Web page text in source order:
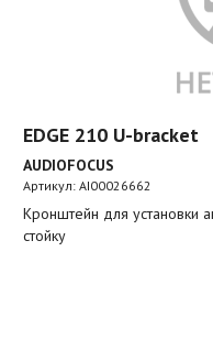
EDGE 210 U-bracket
AUDIOFOCUS
Артикул:AI00026662
Кронштейн для установки
стойку